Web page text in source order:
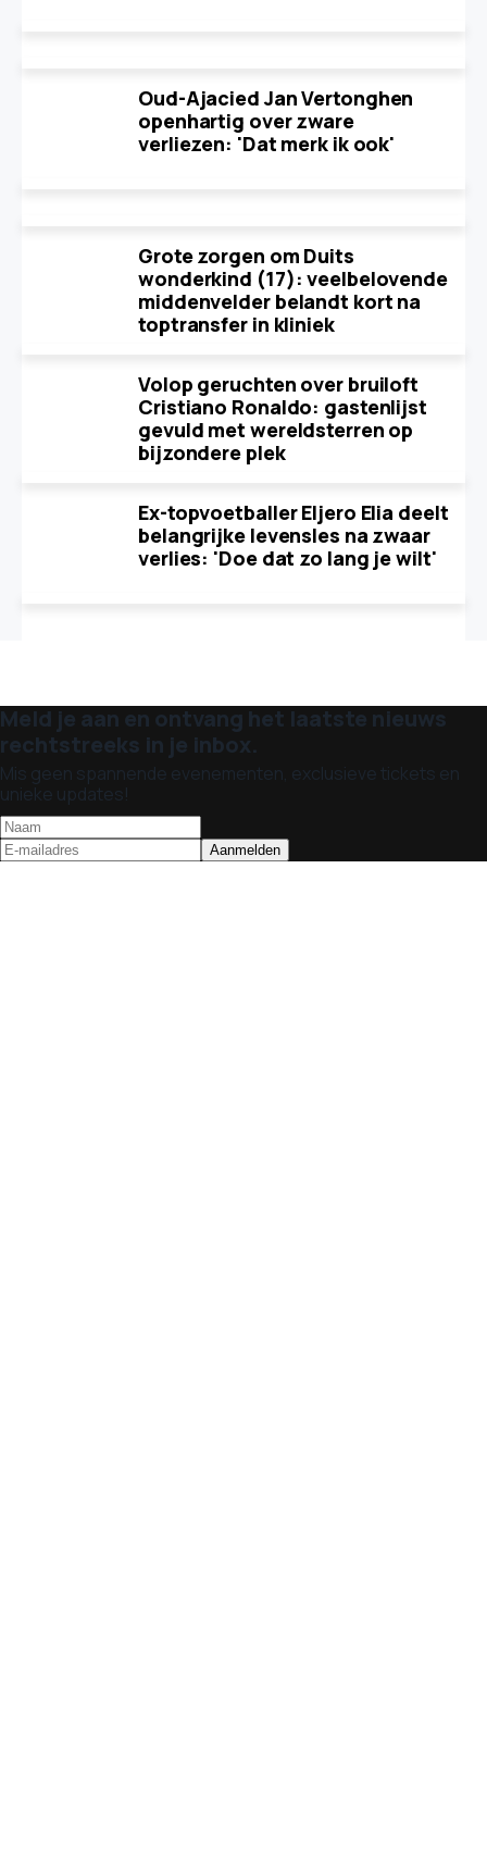
Oud-Ajacied Jan Vertonghen
openhartig over zware
verliezen: 'Dat merk ik ook'
Grote zorgen om Duits
wonderkind (17): veelbelovende
middenvelder belandt kort na
toptransfer in kliniek
Volop geruchten over bruiloft
Cristiano Ronaldo: gastenlijst
gevuld met wereldsterren op
bijzondere plek
Ex-topvoetballer Eljero Elia deelt
belangrijke levensles na zwaar
verlies: 'Doe dat zo lang je wilt'
Meld je aan en ontvang het laatste nieuws
rechtstreeks in je inbox.
Mis geen spannende evenementen, exclusieve tickets en
unieke updates!